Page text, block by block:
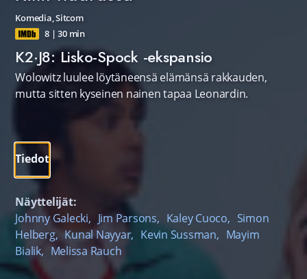
Komedia,Sitcom
8 |30 min
K2·J8: Lisko-Spock -ekspansio
Wolowitz luulee löytäneensä elämänsä rakkauden,
mutta sitten kyseinen nainen tapaa Leonardin.
Tiedot
Näyttelijät:
Johnny Galecki, Jim Parsons, Kaley Cuoco, Simon
Helberg, Kunal Nayyar, Kevin Sussman, Mayim
Bialik, Melissa Rauch